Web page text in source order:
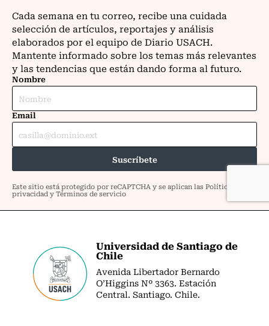
Universidad de Santiago de
Chile
Avenida Libertador Bernardo
O’Higgins Nº 3363. Estación
Central. Santiago. Chile.